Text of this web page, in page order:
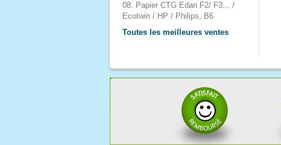
08. Papier CTG Edan F2/ F3... /
Ecotwin / HP / Philips, B6
Toutes les meilleures ventes